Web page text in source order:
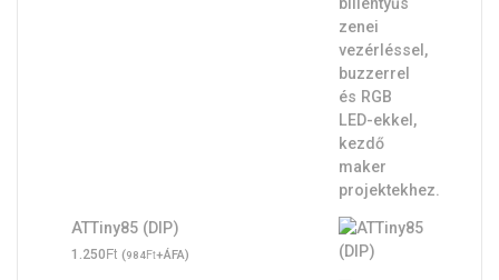
ATTiny85 (DIP)
1.250Ft (984Ft+ÁFA)